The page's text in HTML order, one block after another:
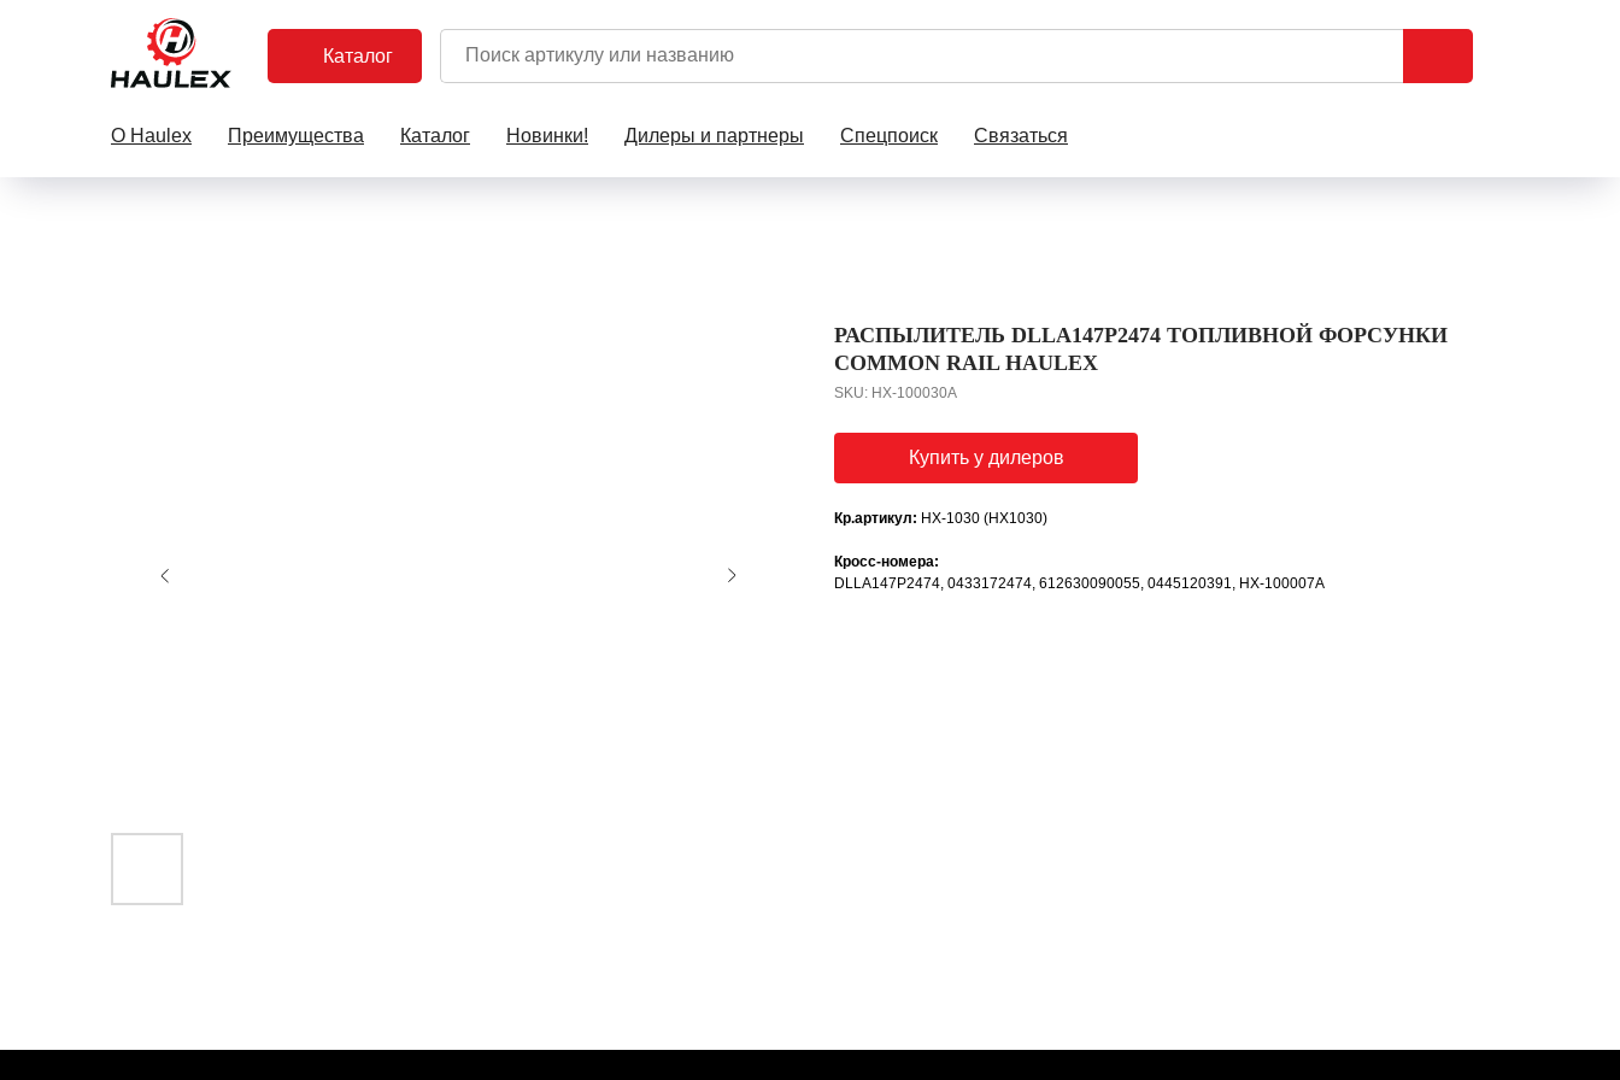
Каталог
О Haulex Преимущества Каталог Новинки! Дилеры и партнеры Спецпоиск Связаться
РАСПЫЛИТЕЛЬ DLLA147P2474 ТОПЛИВНОЙ ФОРСУНКИ
COMMON RAIL HAULEX
SKU: HX-100030A
Купить у дилеров
Кр.артикул: HX-1030 (HX1030)
Кросс-номера:
DLLA147P2474, 0433172474, 612630090055, 0445120391, HX-100007A